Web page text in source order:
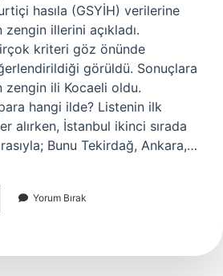
hasıla (GSYİH) verilerine
zengin illerini açıkladı.
kriteri göz önünde
görüldü. Sonuçlara
zengin ili Kocaeli oldu.
hangi ilde? Listenin ilk
alırken, İstanbul ikinci sırada
Bunu Tekirdağ, Ankara,…
Yorum Bırak